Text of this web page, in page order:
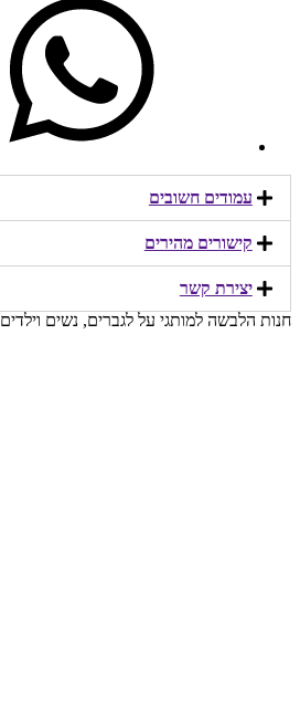
עמודים חשובים
קישורים מהירים​
יצירת קשר​
חנות הלבשה למותגי על לגברים, נשים וילדים